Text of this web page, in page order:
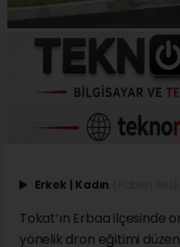
Erkek | Kadın
Tokat’ın Erbaa ilçesinde
yönelik dron eğitimi